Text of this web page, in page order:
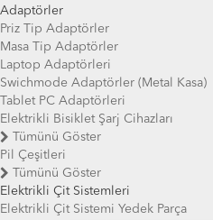
Adaptörler
Priz Tip Adaptörler
Masa Tip Adaptörler
Laptop Adaptörleri
Swichmode Adaptörler (Metal Kasa)
Tablet PC Adaptörleri
Elektrikli Bisiklet Şarj Cihazları
Tümünü Göster
Pil Çeşitleri
Tümünü Göster
Elektrikli Çit Sistemleri
Elektrikli Çit Sistemi Yedek Parça